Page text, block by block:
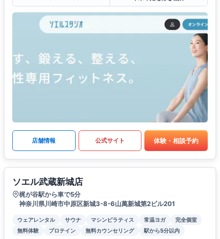
店舗情報 公式サイト 体験・相談予約
ソエル武蔵新城店
梶が谷駅から車で5分
神奈川県川崎市中原区新城3-8-6山萬新城第2ビル201
ウェアレンタル サウナ マシンピラティス 常温ヨガ
完全個室
無料体験
プロテイン 無料カウンセリング 駅から5分以内